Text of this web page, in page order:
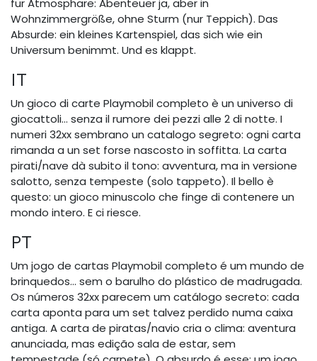
für Atmosphäre: Abenteuer ja, aber in
Wohnzimmergröße, ohne Sturm (nur Teppich). Das
Absurde: ein kleines Kartenspiel, das sich wie ein
Universum benimmt. Und es klappt.
IT
Un gioco di carte Playmobil completo è un universo di
giocattoli… senza il rumore dei pezzi alle 2 di notte. I
numeri 32xx sembrano un catalogo segreto: ogni carta
rimanda a un set forse nascosto in soffitta. La carta
pirati/nave dà subito il tono: avventura, ma in versione
salotto, senza tempeste (solo tappeto). Il bello è
questo: un gioco minuscolo che finge di contenere un
mondo intero. E ci riesce.
PT
Um jogo de cartas Playmobil completo é um mundo de
brinquedos… sem o barulho do plástico de madrugada.
Os números 32xx parecem um catálogo secreto: cada
carta aponta para um set talvez perdido numa caixa
antiga. A carta de piratas/navio cria o clima: aventura
anunciada, mas edição sala de estar, sem